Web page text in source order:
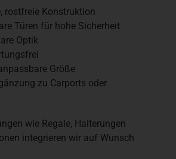
rostfreie Konstruktion
Türen für hohe Sicherheit
Optik
Größe
zu Carports oder
wie Regale, Halterungen
integrieren wir auf Wunsch